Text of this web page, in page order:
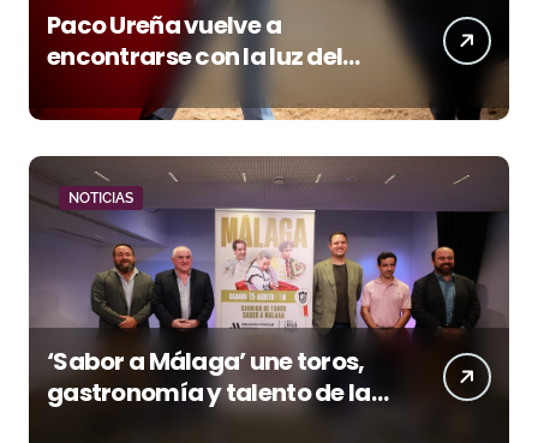
Paco Ureña vuelve a
encontrarse con la luz del
NOTICIAS
‘Sabor a Málaga’ une toros,
gastronomía y talento de la
tierra en La Malagueta